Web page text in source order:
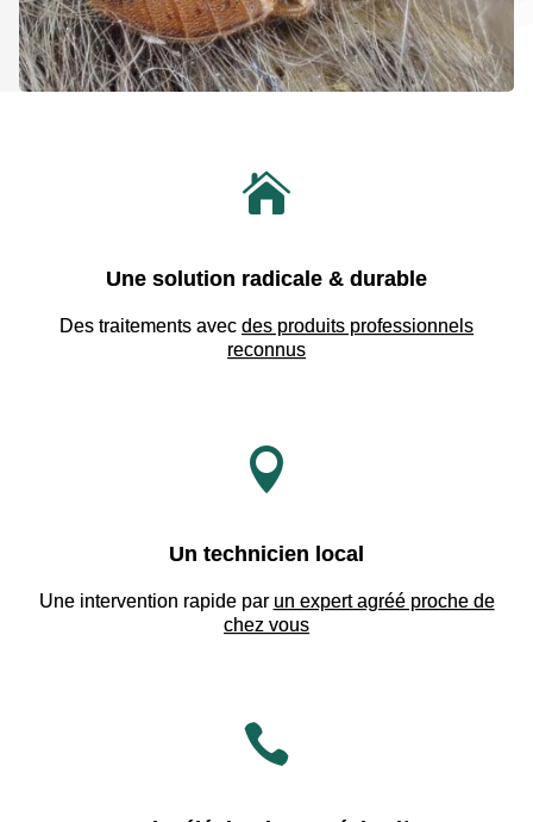

Une solution radicale & durable
Des traitements avec des produits professionnels
reconnus

Un technicien local
Une intervention rapide par un expert agréé proche de
chez vous
